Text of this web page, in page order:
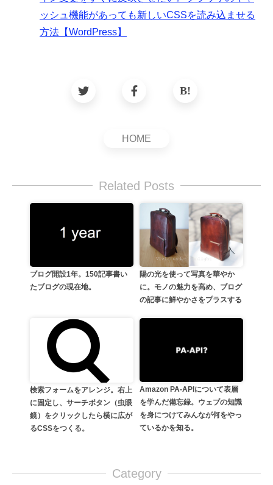
ッシュ機能があっても新しいCSSを読み込ませる
方法【WordPress】
HOME
Related Posts
ブログ開設1年。150記事書い
たブログの現在地。
陽の光を使って写真を華やか
に。モノの魅力を高め、ブログ
の記事に鮮やかさをプラスする
検索フォームをアレンジ。右上
に固定し、サーチボタン（虫眼
鏡）をクリックしたら横に広が
るCSSをつくる。
Amazon PA-APIについて表層
を学んだ備忘録。ウェブの知識
を身につけてみんなが何をやっ
ているかを知る。
Category